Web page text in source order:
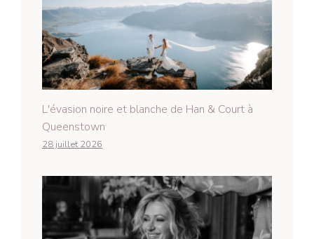
L'évasion noire et blanche de Han & Court à
Queenstown
28 juillet 2026